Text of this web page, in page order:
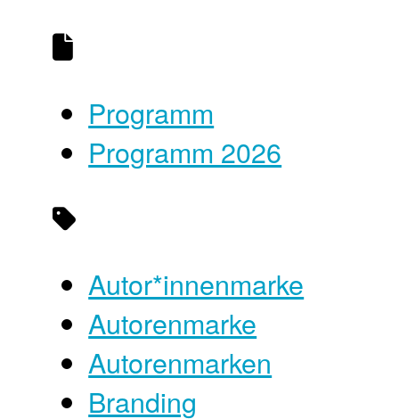
Programm
Programm 2026
Autor*innenmarke
Autorenmarke
Autorenmarken
Branding